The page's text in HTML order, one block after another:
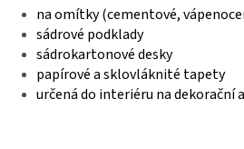
na omítky (cementové,
sádrové podklady
sádrokartonové desky
papírové a sklovláknité tapety
určená do interiéru na dekorační